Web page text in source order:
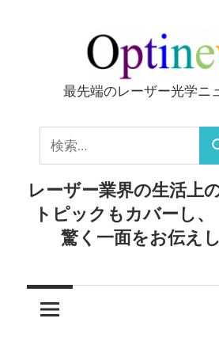
ッ
Optinews
最先端のレーザー光学ニ
索:
索
レーザー業界の生活上
トピックもカバーし
驚く一面をお伝え